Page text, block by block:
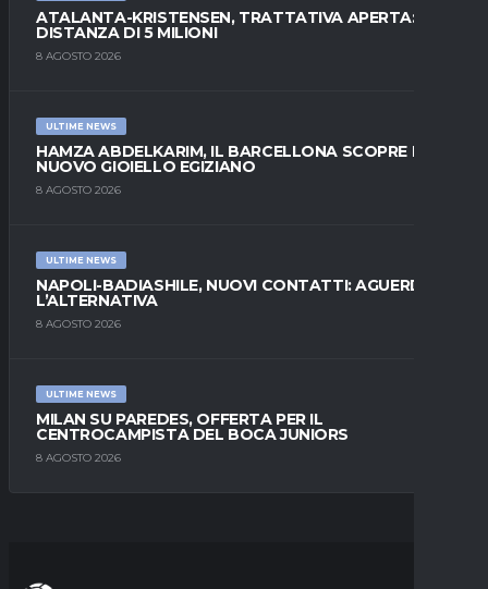
ATALANTA-KRISTENSEN, TRATTATIVA APERTA:
DISTANZA DI 5 MILIONI
8 AGOSTO 2026
ULTIME NEWS
HAMZA ABDELKARIM, IL BARCELLONA SCOPRE IL
NUOVO GIOIELLO EGIZIANO
8 AGOSTO 2026
ULTIME NEWS
NAPOLI-BADIASHILE, NUOVI CONTATTI: AGUERD È
L’ALTERNATIVA
8 AGOSTO 2026
ULTIME NEWS
MILAN SU PAREDES, OFFERTA PER IL
CENTROCAMPISTA DEL BOCA JUNIORS
8 AGOSTO 2026